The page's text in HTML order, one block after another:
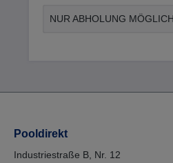
NUR ABHOLUNG
Pooldirekt
Industriestraße B, Nr. 12